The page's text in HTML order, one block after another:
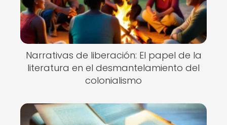
Narrativas de liberación: El papel de la
literatura en el desmantelamiento del
colonialismo